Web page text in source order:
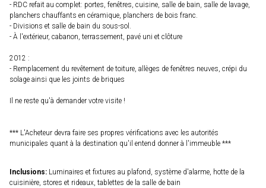
- RDC refait au complet: portes, fenêtres, cuisine, salle de bain, salle de lavage,
planchers chauffants en céramique, planchers de bois franc.
- Divisions et salle de bain du sous-sol.
- À l'extérieur, cabanon, terrassement, pavé uni et clôture
2012 :
- Remplacement du revêtement de toiture, allèges de fenêtres neuves, crépi du
solage ainsi que les joints de briques
Il ne reste qu'à demander votre visite !
*** L'Acheteur devra faire ses propres vérifications avec les autorités
municipales quant à la destination qu'il entend donner à l'immeuble ***
Inclusions: Luminaires et fixtures au plafond, système d'alarme, hotte de la
cuisinière, stores et rideaux, tablettes de la salle de bain